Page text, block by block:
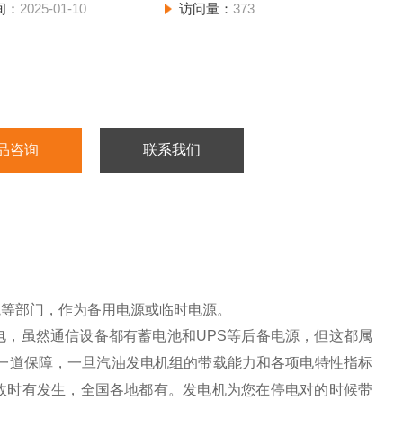
2025-01-10 访问量： 373
咨询 联系我们
部门，作为备用电源或临时电源。
虽然通信设备都有蓄电池和UPS等后备电源，但这都属
保障，一旦汽油发电机组的带载能力和各项电特性指标
有发生，全国各地都有。发电机为您在停电对的时候带